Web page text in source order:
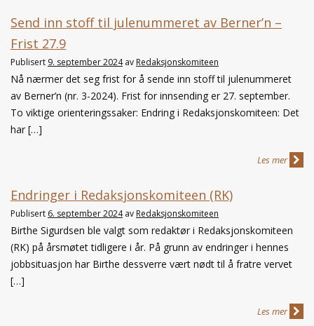
Send inn stoff til julenummeret av Berner’n –
Frist 27.9
Publisert 9. september 2024av Redaksjonskomiteen
Nå nærmer det seg frist for å sende inn stoff til julenummeret
av Berner’n (nr. 3-2024). Frist for innsending er 27. september.
To viktige orienteringssaker: Endring i Redaksjonskomiteen: Det
har […]
Les mer
Endringer i Redaksjonskomiteen (RK)
Publisert 6. september 2024av Redaksjonskomiteen
Birthe Sigurdsen ble valgt som redaktør i Redaksjonskomiteen
(RK) på årsmøtet tidligere i år. På grunn av endringer i hennes
jobbsituasjon har Birthe dessverre vært nødt til å fratre vervet
[…]
Les mer